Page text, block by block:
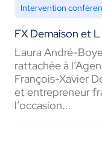
Intervention
FX Demaison et
Laura André-
rattachée à
François-Xavier
et entrepreneur
l’occasion...